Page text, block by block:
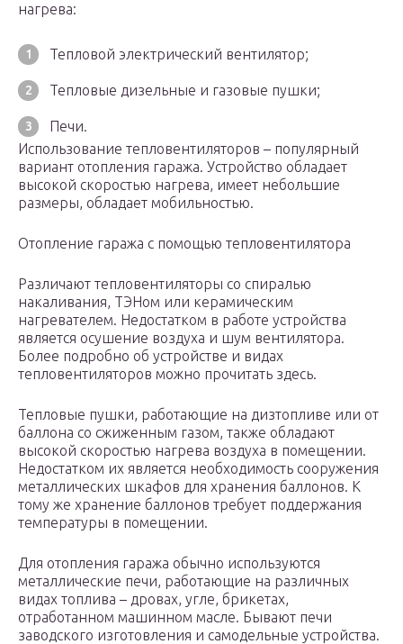
нагрева:
Тепловой электрический вентилятор;
Тепловые дизельные и газовые пушки;
Печи.
Использование тепловентиляторов – популярный
вариант отопления гаража. Устройство обладает
высокой скоростью нагрева, имеет небольшие
размеры, обладает мобильностью.
Отопление гаража с помощью тепловентилятора
Различают тепловентиляторы со спиралью
накаливания, ТЭНом или керамическим
нагревателем. Недостатком в работе устройства
является осушение воздуха и шум вентилятора.
Более подробно об устройстве и видах
тепловентиляторов можно прочитать здесь.
Тепловые пушки, работающие на дизтопливе или от
баллона со сжиженным газом, также обладают
высокой скоростью нагрева воздуха в помещении.
Недостатком их является необходимость сооружения
металлических шкафов для хранения баллонов. К
тому же хранение баллонов требует поддержания
температуры в помещении.
Для отопления гаража обычно используются
металлические печи, работающие на различных
видах топлива – дровах, угле, брикетах,
отработанном машинном масле. Бывают печи
заводского изготовления и самодельные устройства.